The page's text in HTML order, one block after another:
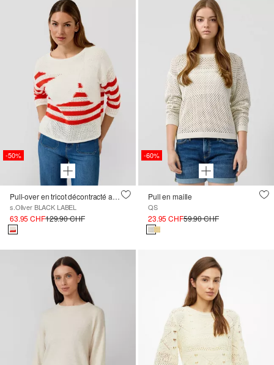
-50%
Pull-over en tricot décontracté avec motif floral
s.Oliver BLACK LABEL
63.95 CHF129.90 CHF
-60%
Pull en maille
QS
23.95 CHF59.90 CHF